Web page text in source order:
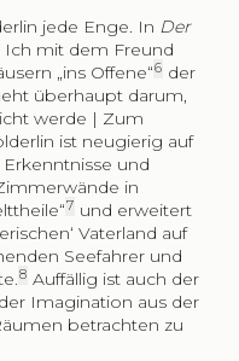
jede Enge. In Der
Ich mit dem Freund
„ins Offene“6 der
überhaupt darum,
werde | Zum
ist neugierig auf
und
in
7 und erweitert
Vaterland auf
Seefahrer und
8 Auffällig ist auch der
Imagination aus der
betrachten zu